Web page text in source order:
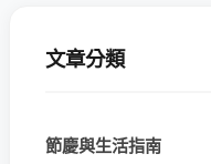
文章分類
節慶與生活指南